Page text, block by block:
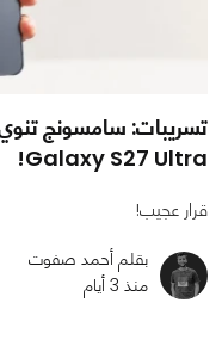
تسريبات: سامسونج تنوي
Galaxy S27 Ultra!
قرار عجيب!
بقلم أحمد صفوت
منذ 3 أيام